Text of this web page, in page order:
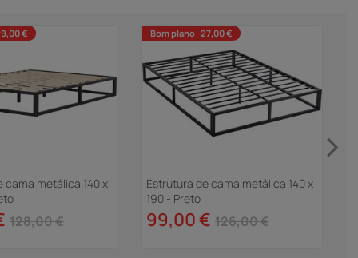
€
cama metálica 140 x
128,00 €
Bom plano -27,00 €
Estrutura de cama metálica 140 x
190 - Preto
99,00 € 126,00 €